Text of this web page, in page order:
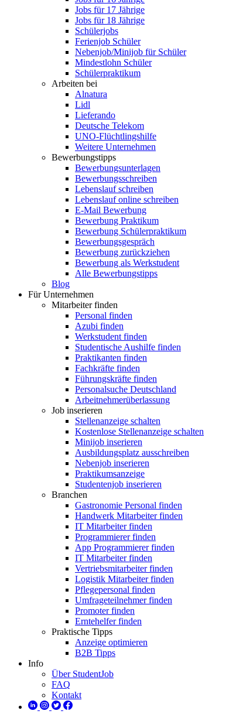
Jobs für 17 Jährige
Jobs für 18 Jährige
Schülerjobs
Ferienjob Schüler
Nebenjob/Minijob für Schüler
Mindestlohn Schüler
Schülerpraktikum
Arbeiten bei
Alnatura
Lidl
Lieferando
Deutsche Telekom
UNO-Flüchtlingshilfe
Weitere Unternehmen
Bewerbungstipps
Bewerbungsunterlagen
Bewerbungsschreiben
Lebenslauf schreiben
Lebenslauf online schreiben
E-Mail Bewerbung
Bewerbung Praktikum
Bewerbung Schülerpraktikum
Bewerbungsgespräch
Bewerbung zurückziehen
Bewerbung als Werkstudent
Alle Bewerbungstipps
Blog
Für Unternehmen
Mitarbeiter finden
Personal finden
Azubi finden
Werkstudent finden
Studentische Aushilfe finden
Praktikanten finden
Fachkräfte finden
Führungskräfte finden
Personalsuche Deutschland
Arbeitnehmerüberlassung
Job inserieren
Stellenanzeige schalten
Kostenlose Stellenanzeige schalten
Minijob inserieren
Ausbildungsplatz ausschreiben
Nebenjob inserieren
Praktikumsanzeige
Studentenjob inserieren
Branchen
Gastronomie Personal finden
Handwerk Mitarbeiter finden
IT Mitarbeiter finden
Programmierer finden
App Programmierer finden
IT Mitarbeiter finden
Vertriebsmitarbeiter finden
Logistik Mitarbeiter finden
Pflegepersonal finden
Umfrageteilnehmer finden
Promoter finden
Erntehelfer finden
Praktische Tipps
Anzeige optimieren
B2B Tipps
Info
Über StudentJob
FAQ
Kontakt